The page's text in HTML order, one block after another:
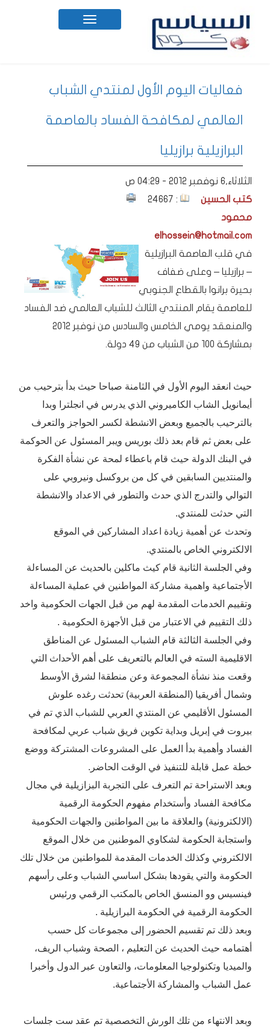
Toggle
navigation
فعاليات اليوم الأول لمنتدي الشباب
العالمي لمكافحة الفساد بالعاصمة
البرازيلية برازيليا
الثلاثاء,6 نوفمبر 2012 - 04:29 ص
: 24667
كتب الحسين
محمود
elhossein@hotmail.com
في قلب العاصمة البرازيلية
– برازيليا – وعلى ضفاف
بحيرة برانوا بالقطاع الجنوبي
للعاصمة يقام المنتدي الثالث للشباب العالمي ضد الفساد
والمنعقد يومي الخامس والسادس من نوفبر 2012
بمشاركة 100 من الشباب من 49 دولة.
حيث انعقد اليوم الأول في الثامنة صباحا حيث بدأ بترحيب من
أيمانويل الشاب الكاميروني الذي يدرس في انجلترا وبدا
بالترحيب بالجميع وبعض الانشطة لكسر الحواجز والتعرف
على بعض ثم قام بعد ذلك بوريس ويبر المسئول عن الحوكمة
في البنك الدولة حيث قام باعطاء لمحة عن نشأة الفكرة
والمنتديين السابقين في كل من بروكسل ونيروبي على
التوالي والتدرج الذي حدث والتطور في الاعداد والانشطة
التي حدثت للمنتدي.
وتحدث عن أهمية زيادة اعداد المشاركين في الموقع
الالكتروني الخاص بالمنتدي.
وفي الجلسة الثانية قام كيث ماكلين بالحديث عن المساءلة
الأجتماعية واهمية مشاركة المواطنين في عملية المساءلة
وتقييم الخدمات المقدمة لهم من قبل الجهات الحكومية واخد
ذلك التقييم في الاعتبار من قبل الأجهزة الحكومية .
وفي الجلسة الثالثة قام الشباب المسئول عن المناطق
الاقليمية السته في العالم بالتعريف على أهم الأحداث التي
وقعت منذ نشأة المجموعة وعن منطقةا لشرق الأوسط
وشمال أفريقيا (المنطقة العربية) تحدثت رغده علوش
المسئول الأقليمي عن المنتدي العربي للشباب الذي تم في
بيروت في إبريل وبداية تكوين فريق شباب عربي لمكافحة
الفساد وأهمية بدأ العمل على المشروعات المشتركة ووضع
خطة عمل قابلة للتنفيذ في الوقت الحاضر.
وبعد الاستراحة تم التعرف على التجربة البزازيلية في مجال
مكافحة الفساد وأستخدام مفهوم الحكومة الرقمية
(الالكترونية) والعلاقة ما بين المواطنين والجهات الحكومية
واستجابة الحكومة لشكاوي الموطنين من خلال الموقع
الالكتروني وكذلك الخدمات المقدمة للمواطنين من خلال تلك
الحكومة والتي يقودها بشكل اساسي الشباب وعلى رأسهم
فينسيس وو المنسق الخاص بالمكتب الرقمي ورئيس
الحكومة الرقمية في الحكومة البرازيلية .
وبعد ذلك تم تقسيم الحضور إلى مجموعات كل حسب
أهتمامه حيث الحديث عن التعليم ، الصحة وشباب الريف،
والميديا وتكنولوجيا المعلومات، والتعاون عبر الدول وأخبرا
عمل الشباب والمشاركة الأجتماعية.
وبعد الانتهاء من تلك الورش التخصصية تم عقد ست جلسات